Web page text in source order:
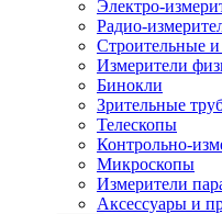
Электро-
Радио-
Строительные
Измерители
Бинокли
Зрительные
Телескопы
Контрольно-
Микроскопы
Измерители
Аксессуары и